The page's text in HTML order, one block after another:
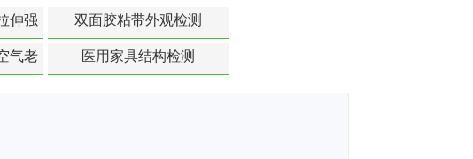
伸强
双面胶粘带外观检测
气老
医用家具结构检测